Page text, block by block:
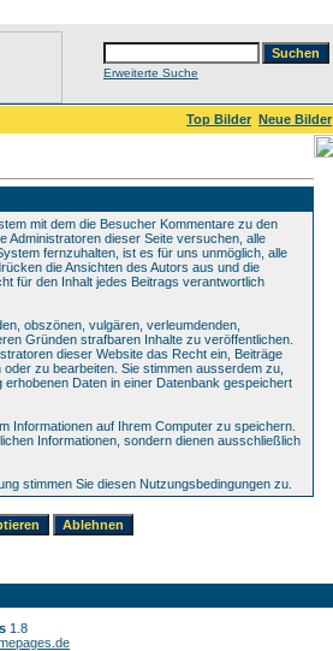
Erweiterte Suche
Top Bilder Neue Bilder
mit dem die Besucher Kommentare zu den
Administratoren dieser Seite versuchen, alle
fernzuhalten, ist es für uns unmöglich, alle
die Ansichten des Autors aus und die
für den Inhalt jedes Beitrags verantwortlich
obszönen, vulgären, verleumdenden,
Gründen strafbaren Inhalte zu veröffentlichen.
dieser Website das Recht ein, Beiträge
zu bearbeiten. Sie stimmen ausserdem zu,
Daten in einer Datenbank gespeichert
Informationen auf Ihrem Computer zu speichern.
Informationen, sondern dienen ausschließlich
stimmen Sie diesen Nutzungsbedingungen zu.
1.8